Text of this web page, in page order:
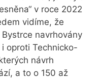
v roce 2022
vidíme, že
navrhovány
oproti Technicko-
návrh
a to o 150 až